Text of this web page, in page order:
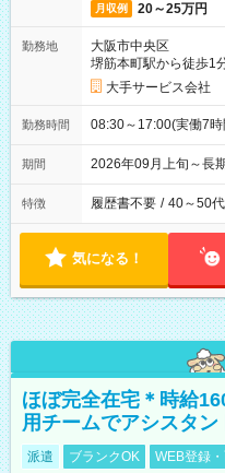
月収例 20～25万円
勤務地
大阪市中央区
堺筋本町駅から徒歩1
大手サービス会社
勤務時間 08:30～17:00(実働7
期間 2026年09月上旬～長
特徴 履歴書不要 / 40～50
気になる！
ほぼ完全在宅＊時給
用チームでアシスタン
派遣 ブランクOK WEB登録